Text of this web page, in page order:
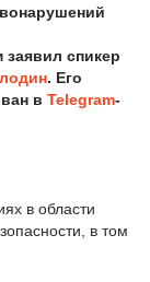
заявил спикер
. Его
в Telegram-
в области
в том